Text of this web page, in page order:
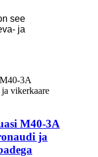
see
ja
M40-3A
ja